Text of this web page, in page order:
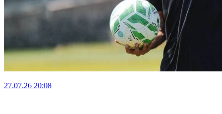
27.07.26 20:08